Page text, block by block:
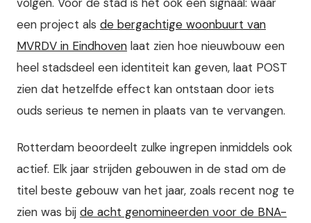
een project als de bergachtige woonbuurt van
MVRDV in Eindhoven laat zien hoe nieuwbouw een
heel stadsdeel een identiteit kan geven, laat POST
zien dat hetzelfde effect kan ontstaan door iets
ouds serieus te nemen in plaats van te vervangen.
Rotterdam beoordeelt zulke ingrepen inmiddels ook
actief. Elk jaar strijden gebouwen in de stad om de
titel beste gebouw van het jaar, zoals recent nog te
zien was bij de acht genomineerden voor de BNA-